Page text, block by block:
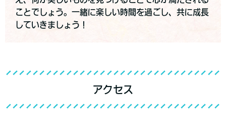
ことでしょう。一緒に楽しい時間を過ごし、共に成長
していきましょう！
アクセス